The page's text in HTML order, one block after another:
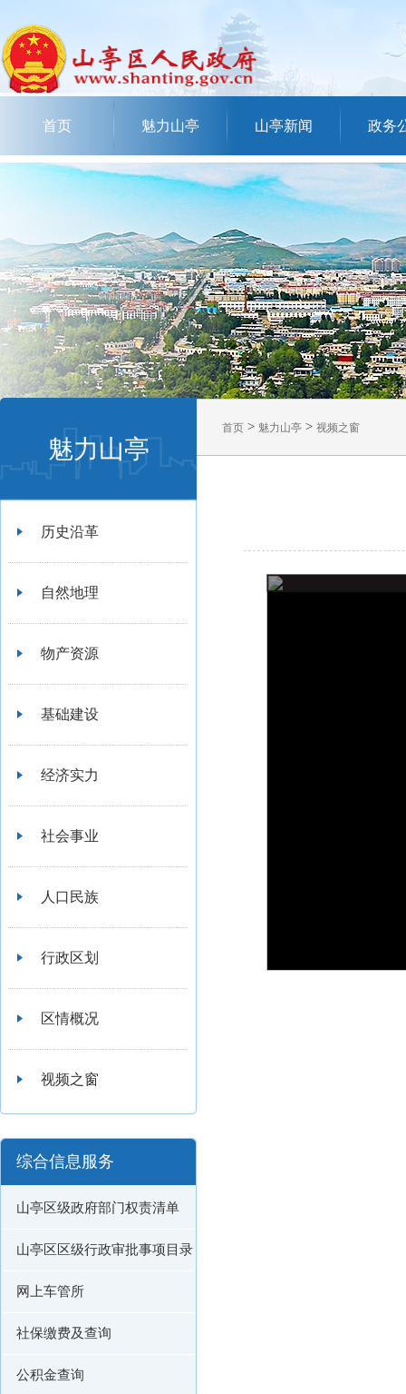
首页 魅力山亭 山亭新闻 政务
魅力山亭
历史沿革
自然地理
物产资源
基础建设
经济实力
社会事业
人口民族
行政区划
区情概况
视频之窗
综合信息服务
山亭区级政府部门权责清单
山亭区区级行政审批事项目录
网上车管所
社保缴费及查询
公积金查询
首页 > 魅力山亭 > 视频之窗